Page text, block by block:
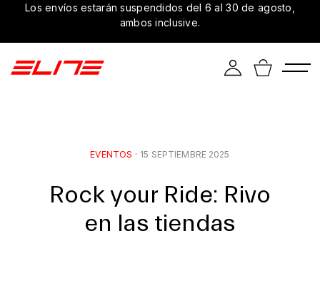
Los envíos estarán suspendidos del 6 al 30 de agosto,
ambos inclusive.
EVENTOS · 15 SEPTIEMBRE 2025
Rock your Ride: Rivo
en las tiendas